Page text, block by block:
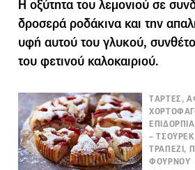
Η οξύτητα του λεμονιού σε
δροσερά ροδάκινα και την
υφή αυτού του γλυκού,
του φετινού καλοκαιριού.
TΑΡΤΕΣ,
–
ΤΡΑΠΕΖΙ,
ΦΟΥΡΝΟΥ